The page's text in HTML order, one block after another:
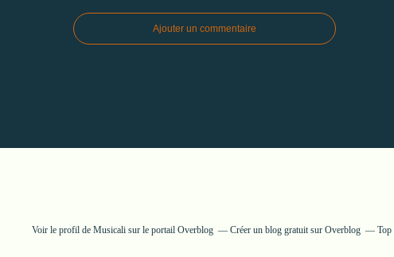
Ajouter un commentaire
Voir le profil de Musicali sur le portail Overblog Créer un blog gratuit sur Overblog Top